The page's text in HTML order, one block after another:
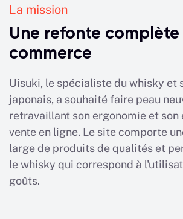
La mission
Une refonte
commerce
Uisuki, le spécialiste du whisky et
japonais, a souhaité faire peau
retravaillant son ergonomie et son
vente en ligne. Le site comporte
large de produits de qualités et
le whisky qui correspond à
goûts.